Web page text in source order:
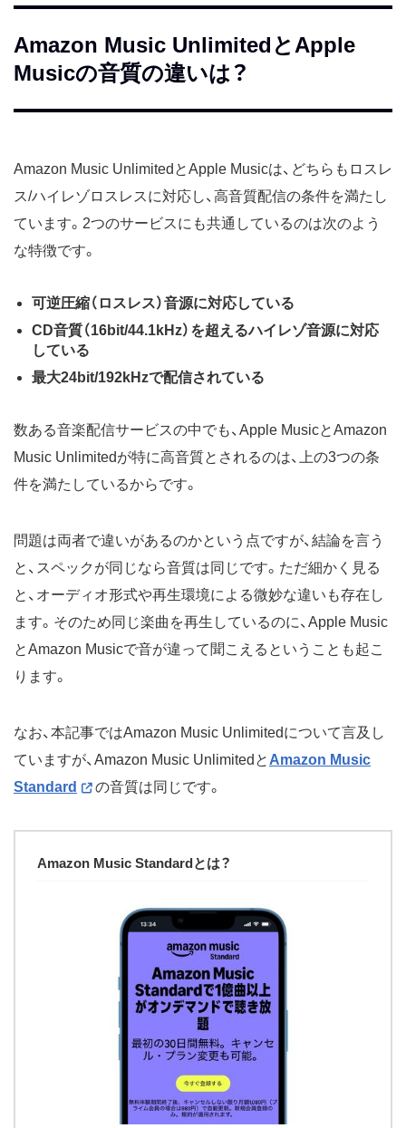
Amazon Music UnlimitedとApple
Musicの音質の違いは？
Amazon Music UnlimitedとApple Musicは、どちらもロスレ
ス/ハイレゾロスレスに対応し、高音質配信の条件を満たし
ています。2つのサービスにも共通しているのは次のよう
な特徴です。
可逆圧縮（ロスレス）音源に対応している
CD音質（16bit/44.1kHz）を超えるハイレゾ音源に対応
している
最大24bit/192kHzで配信されている
数ある音楽配信サービスの中でも、Apple MusicとAmazon
Music Unlimitedが特に高音質とされるのは、上の3つの条
件を満たしているからです。
問題は両者で違いがあるのかという点ですが、結論を言う
と、スペックが同じなら音質は同じです。ただ細かく見る
と、オーディオ形式や再生環境による微妙な違いも存在し
ます。そのため同じ楽曲を再生しているのに、Apple Music
とAmazon Musicで音が違って聞こえるということも起こ
ります。
なお、本記事ではAmazon Music Unlimitedについて言及し
ていますが、Amazon Music Unlimitedと Amazon Music
Standard
の音質は同じです。
Amazon Music Standardとは？